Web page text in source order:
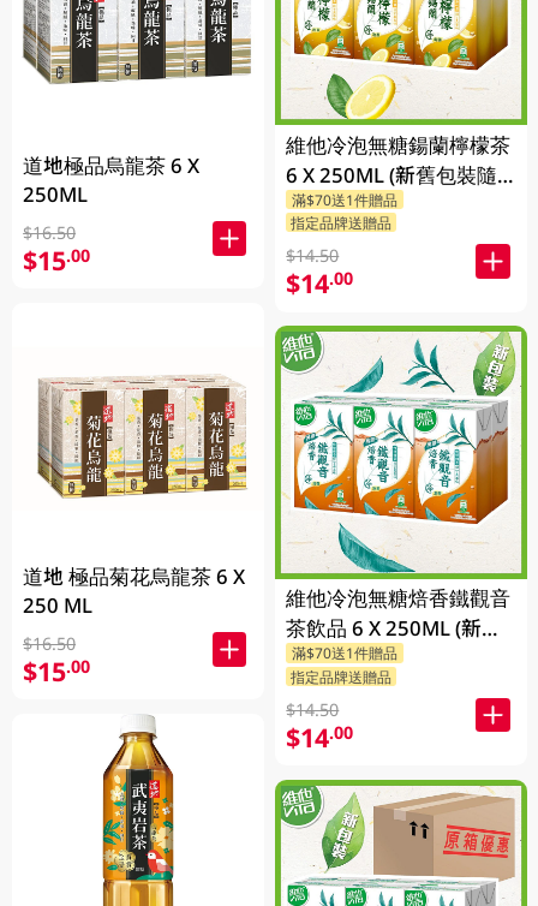
道地極品烏龍茶 6 X
250ML
$16.50
$15.00
道地 極品菊花烏龍茶 6 X
250 ML
$16.50
$15.00
維他冷泡無糖鍚蘭檸檬茶
6 X 250ML (新舊包裝隨
機發貨)
滿$70送1件贈品
指定品牌送贈品
$14.50
$14.00
維他冷泡無糖焙香鐵觀音
茶飲品 6 X 250ML (新舊
包裝隨機發貨)
滿$70送1件贈品
指定品牌送贈品
$14.50
$14.00